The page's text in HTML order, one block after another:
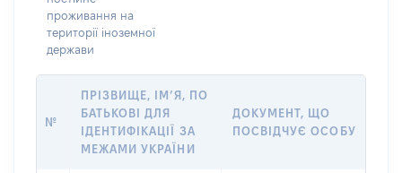
проживання на
території іноземної
держави
№
ПРІЗВИЩЕ, ІМ’Я, ПО
БАТЬКОВІ ДЛЯ
ІДЕНТИФІКАЦІЇ ЗА
МЕЖАМИ УКРАЇНИ
ДОКУМЕНТ, ЩО
ПОСВІДЧУЄ ОСОБУ